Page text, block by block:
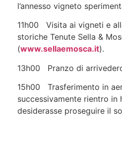
l’annesso vigneto
11h00 Visita ai vigneti e
storiche Tenute Sella &
(www.sellaemosca.it).
13h00 Pranzo di
15h00 Trasferimento in
successivamente rientro in
desiderasse proseguire il